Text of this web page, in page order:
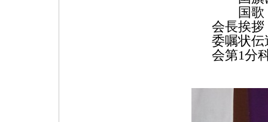
国歌
会長挨
委嘱状
会第1分